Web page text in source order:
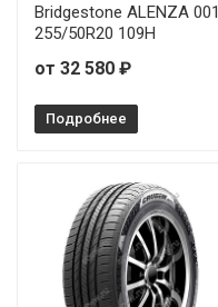
Bridgestone ALENZA 001
255/50R20 109H
от 32 580 ₽
Подробнее